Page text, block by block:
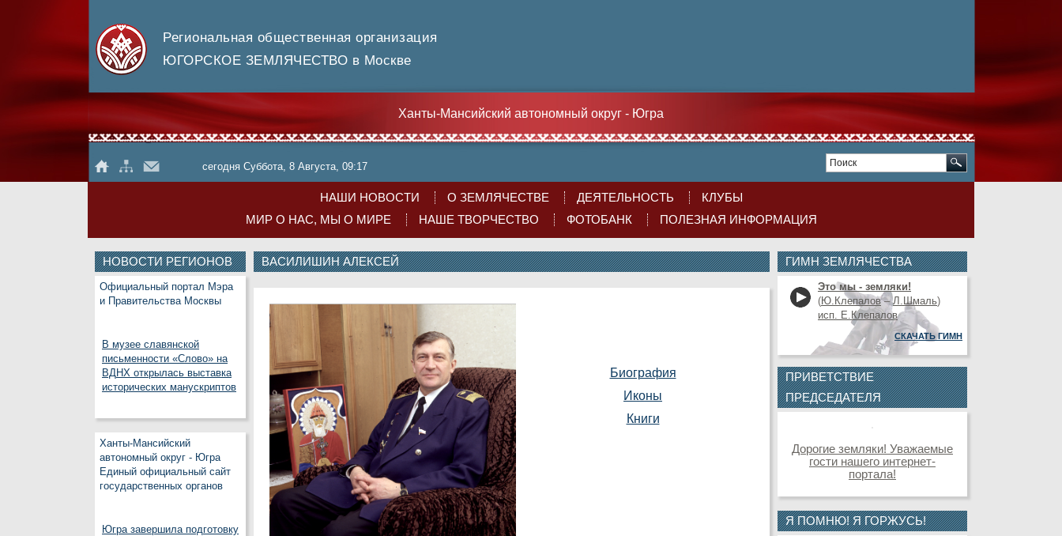
Региональная общественная организация
ЮГОРСКОЕ ЗЕМЛЯЧЕСТВО в Москве
Ханты-Мансийский автономный округ - Югра
сегодня Суббота, 8 Августа, 09:17
НАШИ НОВОСТИ О ЗЕМЛЯЧЕСТВЕ ДЕЯТЕЛЬНОСТЬ
КЛУБЫ
МИР О НАС, МЫ О МИРЕ
НАШЕ ТВОРЧЕСТВО ФОТОБАНК ПОЛЕЗНАЯ ИНФОРМАЦИЯ
НОВОСТИ РЕГИОНОВ
Официальный портал Мэра
и Правительства Москвы
В музее славянской
письменности «Слово» на
ВДНХ открылась выставка
исторических манускриптов
Ханты-Мансийский
автономный округ - Югра
Единый официальный сайт
государственных органов
Югра завершила подготовку
ГИМН ЗЕМЛЯЧЕСТВА
Это мы - земляки!
(Ю.Клепалов–Л.Шмаль)
исп. Е.Клепалов
СКАЧАТЬ ГИМН
ПРИВЕТСТВИЕ
ПРЕДСЕДАТЕЛЯ
Дорогие земляки! Уважаемые
гости нашего интернет-
портала!
Я ПОМНЮ! Я ГОРЖУСЬ!
ВАСИЛИШИН АЛЕКСЕЙ
Биография
Иконы
Книги